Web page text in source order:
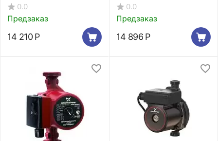
0.0
Предзаказ
14 210 Р
0.0
Предзаказ
14 896 Р